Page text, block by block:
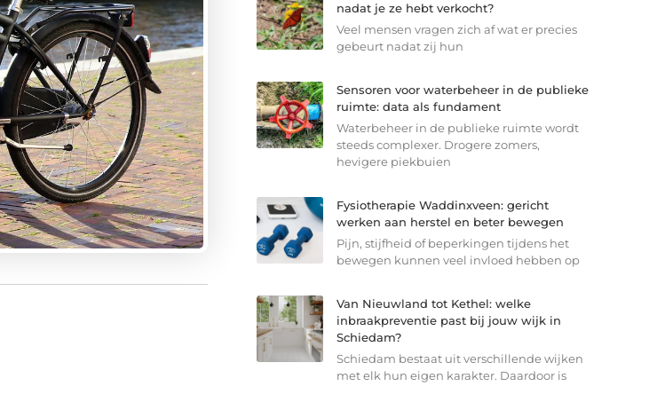
nadat je ze hebt verkocht?
Veel mensen vragen zich af wat er precies
gebeurt nadat zij hun
Sensoren voor waterbeheer in de publieke
ruimte: data als fundament
Waterbeheer in de publieke ruimte wordt
steeds complexer. Drogere zomers,
hevigere piekbuien
Fysiotherapie Waddinxveen: gericht
werken aan herstel en beter bewegen
Pijn, stijfheid of beperkingen tijdens het
bewegen kunnen veel invloed hebben op
Van Nieuwland tot Kethel: welke
inbraakpreventie past bij jouw wijk in
Schiedam?
Schiedam bestaat uit verschillende wijken
met elk hun eigen karakter. Daardoor is